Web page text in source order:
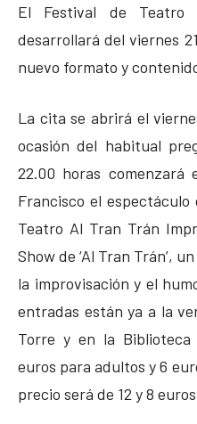
El Festival de Teatro
desarrollará del viernes
nuevo formato y
La cita se abrirá el
ocasión del habitual
22.00 horas
Francisco el
Teatro Al Tran Trán
Show de ‘Al Tran Trán’,
la improvisación y el
entradas están ya a la
Torre y en la
euros para adultos y 6
precio será de 12 y 8